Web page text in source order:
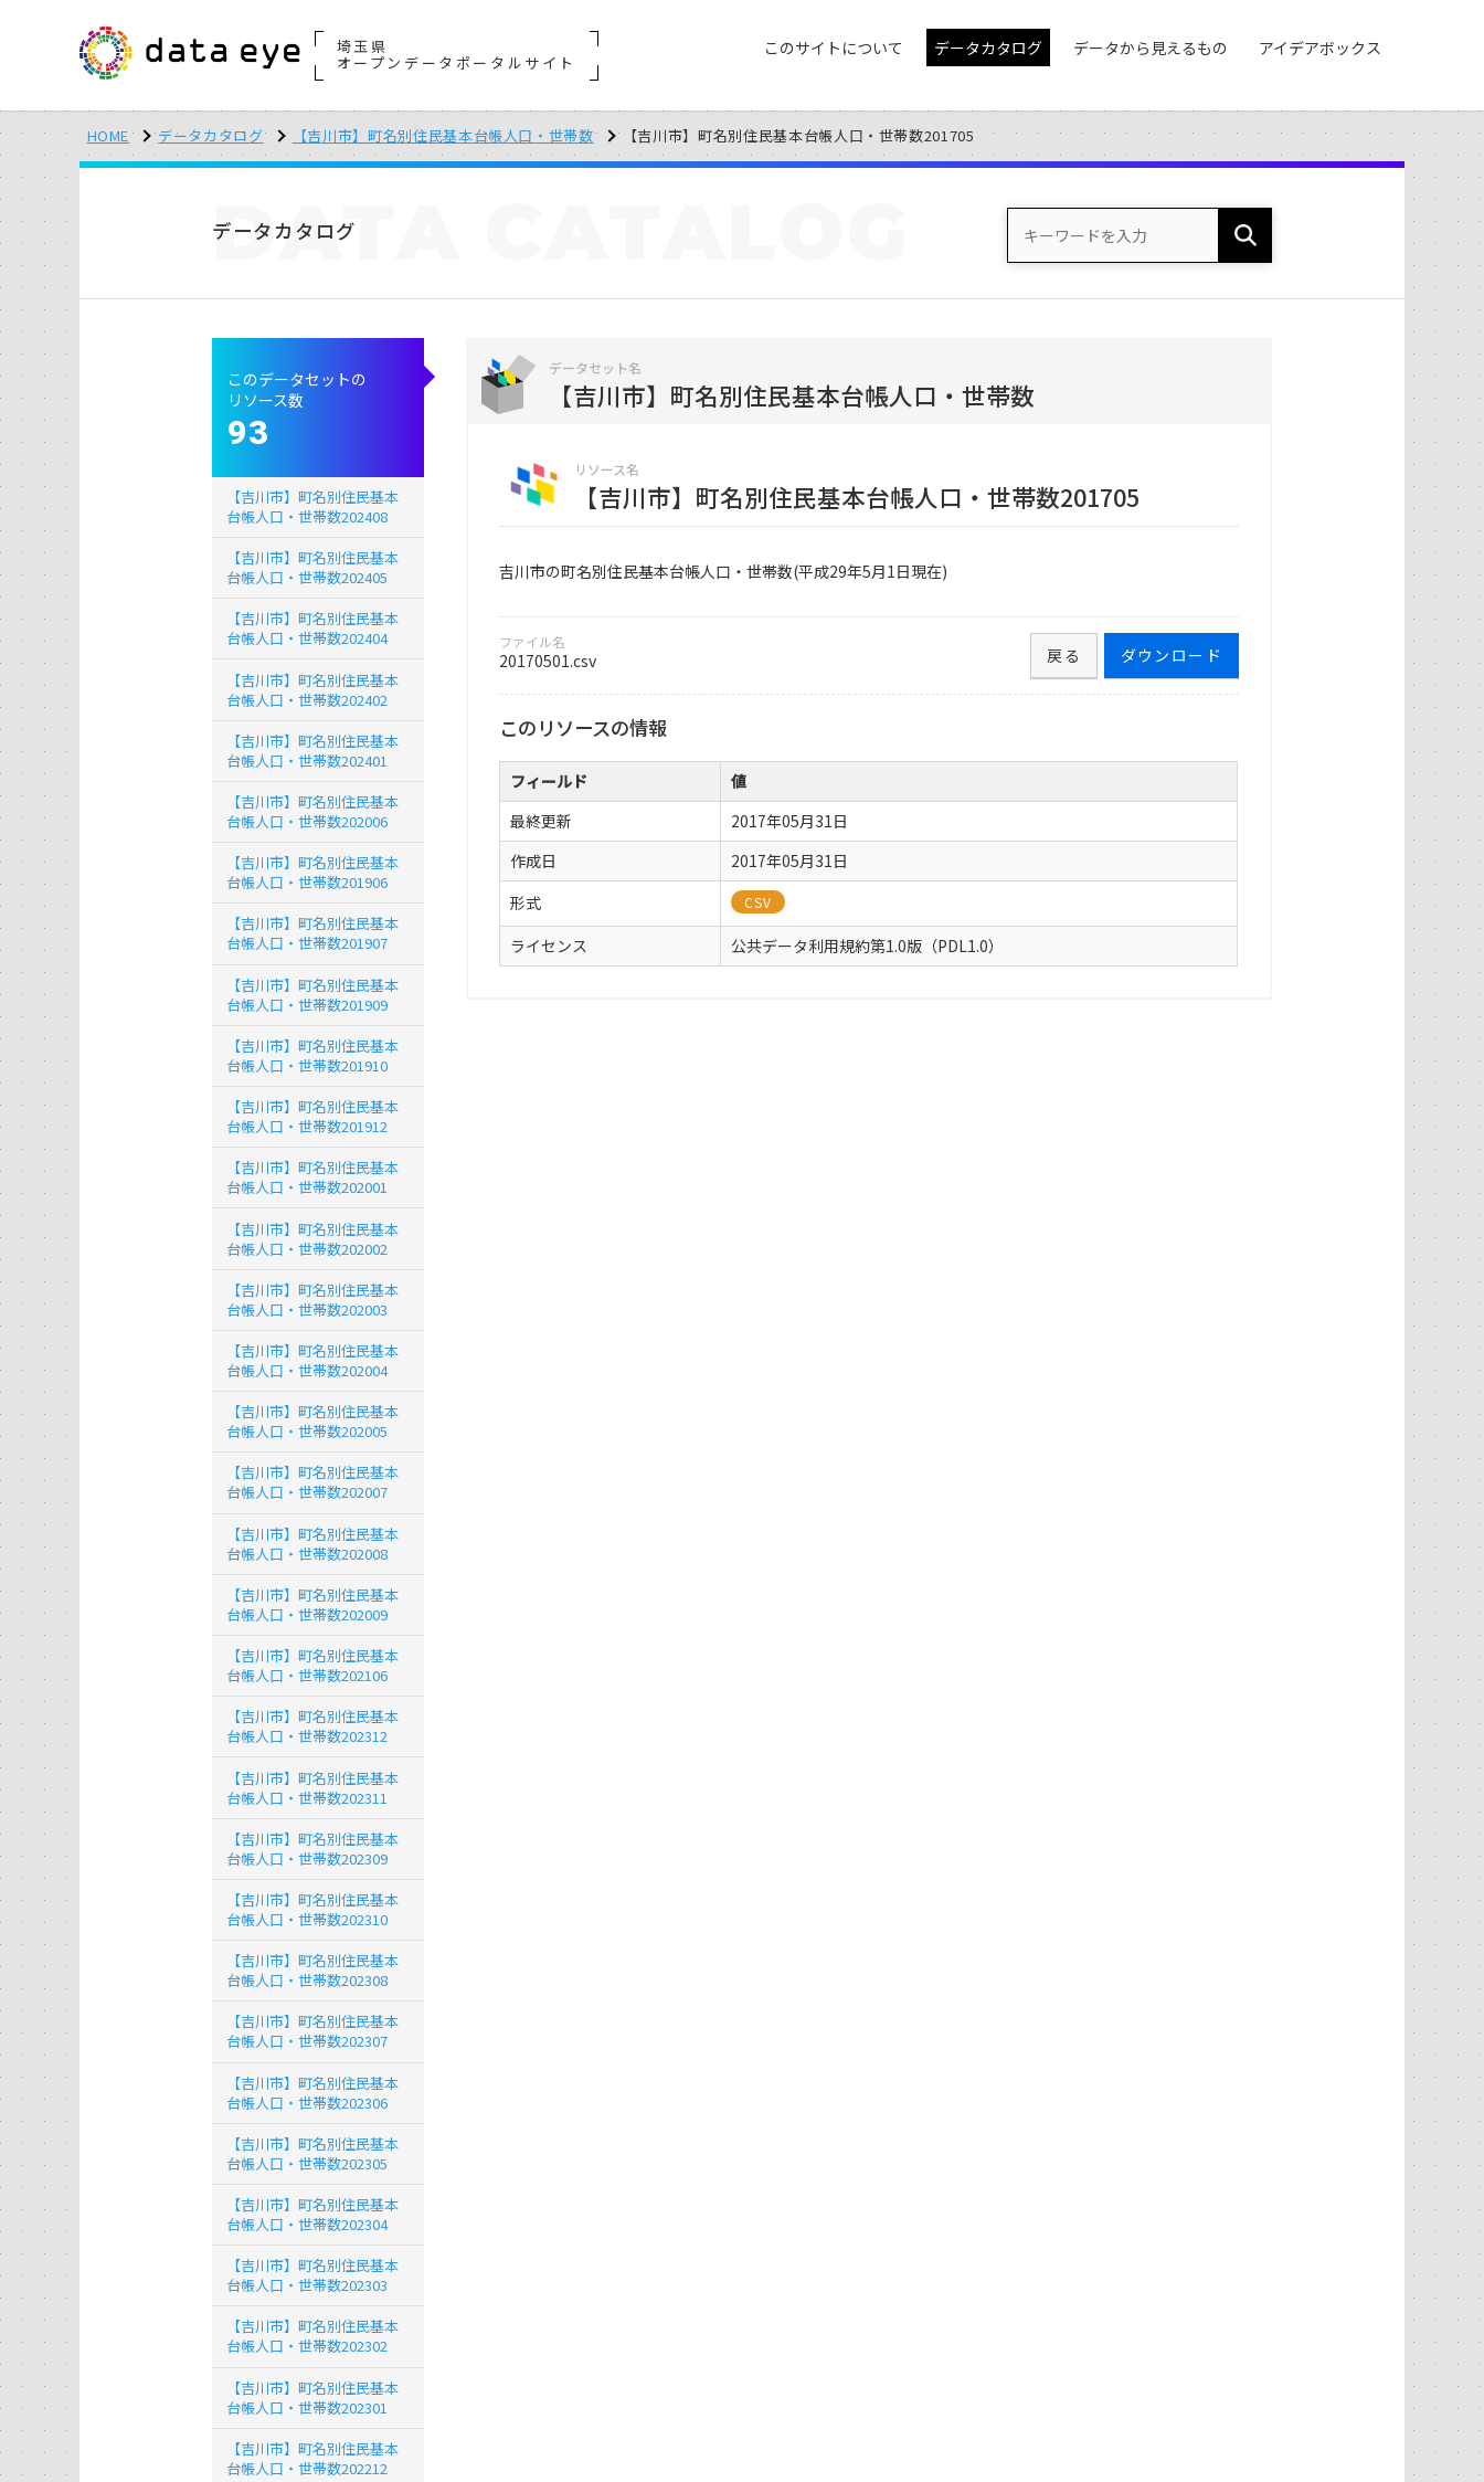
埼玉県
オープンデータポータルサイト
このサイトについて データカタログ データから見えるもの アイデアボックス
HOME データカタログ 【吉川市】町名別住民基本台帳人口・世帯数 【吉川市】町名別住民基本台帳人口・世帯数201705
データカタログ
DATA
データセット名
【吉川市】町名別住民基本台帳人口・世帯数
リソース名
【吉川市】町名別住民基本台帳人口・世帯数201705
吉川市の町名別住民基本台帳人口・世帯数(平成29年5月1日現在)
ファイル名
20170501.csv ダウンロード
戻る
このリソースの情報
フィールド
値
最終更新
2017年05月31日
作成日
2017年05月31日
形式
CSV
ライセンス 公共データ利用規約第1.0版（PDL1.0）
このデータセットの
リソース数
93
【吉川市】町名別住民基本
台帳人口・世帯数202408
【吉川市】町名別住民基本
台帳人口・世帯数202405
【吉川市】町名別住民基本
台帳人口・世帯数202404
【吉川市】町名別住民基本
台帳人口・世帯数202402
【吉川市】町名別住民基本
台帳人口・世帯数202401
【吉川市】町名別住民基本
台帳人口・世帯数202006
【吉川市】町名別住民基本
台帳人口・世帯数201906
【吉川市】町名別住民基本
台帳人口・世帯数201907
【吉川市】町名別住民基本
台帳人口・世帯数201909
【吉川市】町名別住民基本
台帳人口・世帯数201910
【吉川市】町名別住民基本
台帳人口・世帯数201912
【吉川市】町名別住民基本
台帳人口・世帯数202001
【吉川市】町名別住民基本
台帳人口・世帯数202002
【吉川市】町名別住民基本
台帳人口・世帯数202003
【吉川市】町名別住民基本
台帳人口・世帯数202004
【吉川市】町名別住民基本
台帳人口・世帯数202005
【吉川市】町名別住民基本
台帳人口・世帯数202007
【吉川市】町名別住民基本
台帳人口・世帯数202008
【吉川市】町名別住民基本
台帳人口・世帯数202009
【吉川市】町名別住民基本
台帳人口・世帯数202106
【吉川市】町名別住民基本
台帳人口・世帯数202312
【吉川市】町名別住民基本
台帳人口・世帯数202311
【吉川市】町名別住民基本
台帳人口・世帯数202309
【吉川市】町名別住民基本
台帳人口・世帯数202310
【吉川市】町名別住民基本
台帳人口・世帯数202308
【吉川市】町名別住民基本
台帳人口・世帯数202307
【吉川市】町名別住民基本
台帳人口・世帯数202306
【吉川市】町名別住民基本
台帳人口・世帯数202305
【吉川市】町名別住民基本
台帳人口・世帯数202304
【吉川市】町名別住民基本
台帳人口・世帯数202303
【吉川市】町名別住民基本
台帳人口・世帯数202302
【吉川市】町名別住民基本
台帳人口・世帯数202301
【吉川市】町名別住民基本
台帳人口・世帯数202212